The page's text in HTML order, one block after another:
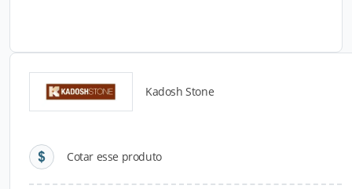
Kadosh Stone
Cotar esse produto
Detalhes do produto
Descrição do Produto